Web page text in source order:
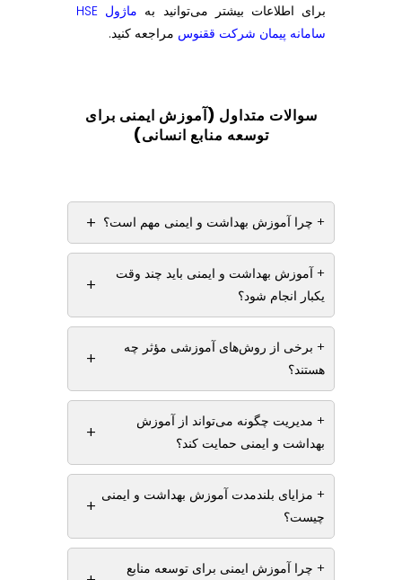
برای اطلاعات بیشتر می‌توانید به
ماژول HSE
سامانه پیمان شرکت ققنوس مراجعه کنید.
سوالات متداول (آموزش ایمنی برای
توسعه منابع انسانی)
+ چرا آموزش بهداشت و ایمنی مهم است؟ +
+ آموزش بهداشت و ایمنی باید چند وقت
یکبار انجام شود؟
+
+ برخی از روش‌های آموزشی مؤثر چه
هستند؟
+
+ مدیریت چگونه می‌تواند از آموزش
بهداشت و ایمنی حمایت کند؟
+
+ مزایای بلندمدت آموزش بهداشت و ایمنی
چیست؟
+
+ چرا آموزش ایمنی برای توسعه منابع